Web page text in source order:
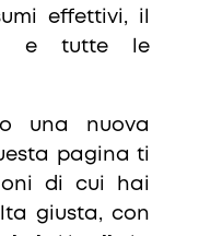
effettivi, il
e tutte le
una nuova
pagina ti
di cui hai
giusta, con